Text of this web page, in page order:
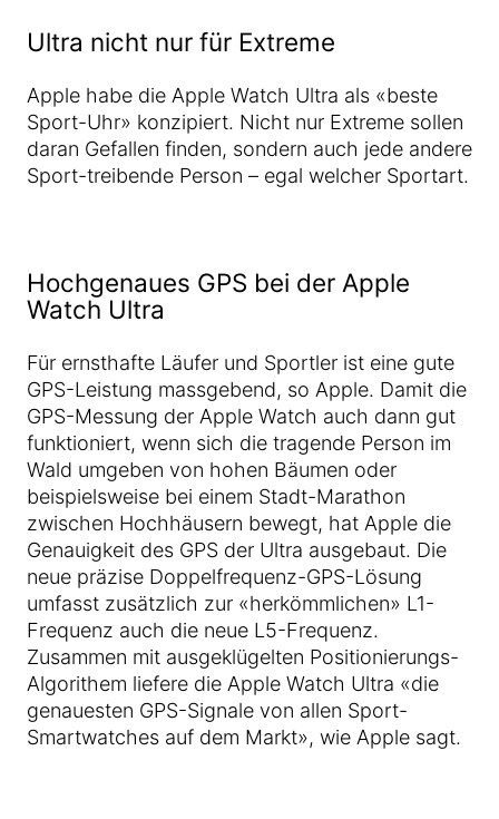
Ultra nicht nur für Extreme
Apple habe die Apple Watch Ultra als «beste
Sport-Uhr» konzipiert. Nicht nur Extreme sollen
daran Gefallen finden, sondern auch jede andere
Sport-treibende Person – egal welcher Sportart.
Hochgenaues GPS bei der Apple
Watch Ultra
Für ernsthafte Läufer und Sportler ist eine gute
GPS-Leistung massgebend, so Apple. Damit die
GPS-Messung der Apple Watch auch dann gut
funktioniert, wenn sich die tragende Person im
Wald umgeben von hohen Bäumen oder
beispielsweise bei einem Stadt-Marathon
zwischen Hochhäusern bewegt, hat Apple die
Genauigkeit des GPS der Ultra ausgebaut. Die
neue präzise Doppelfrequenz-GPS-Lösung
umfasst zusätzlich zur «herkömmlichen» L1-
Frequenz auch die neue L5-Frequenz.
Zusammen mit ausgeklügelten Positionierungs-
Algorithem liefere die Apple Watch Ultra «die
genauesten GPS-Signale von allen Sport-
Smartwatches auf dem Markt», wie Apple sagt.